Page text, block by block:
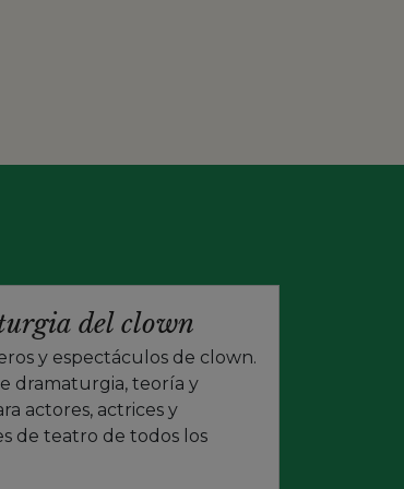
del clown
y espectáculos de clown.
dramaturgia, teoría y
actores, actrices y
de teatro de todos los